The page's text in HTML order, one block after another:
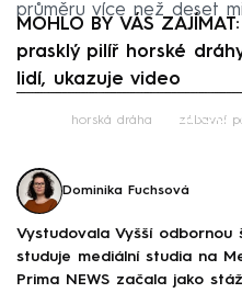
průměru více než deset
MOHLO BY VÁS
prasklý pilíř horské
lidí, ukazuje video
horská dráha zábavní
Dominika Fuchsová
Vystudovala Vyšší odbornou
studuje mediální studia na
Prima NEWS začala jako